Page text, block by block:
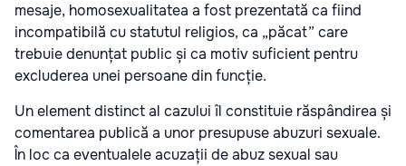
mesaje, homosexualitatea a fost prezentată ca fiind
incompatibilă cu statutul religios, ca „păcat” care
trebuie denunțat public și ca motiv suficient pentru
excluderea unei persoane din funcție.
Un element distinct al cazului îl constituie răspândirea și
comentarea publică a unor presupuse abuzuri sexuale.
În loc ca eventualele acuzații de abuz sexual sau